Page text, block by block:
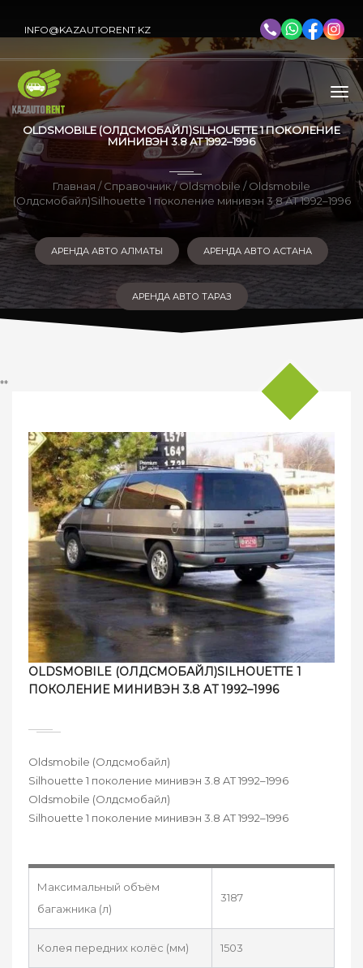
INFO@KAZAUTORENT.KZ
OLDSMOBILE (ОЛДСМОБАЙЛ)SILHOUETTE 1 ПОКОЛЕНИЕ
МИНИВЭН 3.8 AT 1992–1996
Главная /Справочник/Oldsmobile / Oldsmobile
(Олдсмобайл)Silhouette 1 поколение минивэн 3.8 AT 1992–1996
АРЕНДА АВТО АЛМАТЫ АРЕНДА АВТО АСТАНА
АРЕНДА АВТО ТАРАЗ
**
OLDSMOBILE (ОЛДСМОБАЙЛ)SILHOUETTE 1
ПОКОЛЕНИЕ МИНИВЭН 3.8 AT 1992–1996
Oldsmobile (Олдсмобайл)
Silhouette 1 поколение минивэн 3.8 AT 1992–1996
Oldsmobile (Олдсмобайл)
Silhouette 1 поколение минивэн 3.8 AT 1992–1996
Максимальный объём
багажника (л)
3187
Колея передних колёс (мм) 1503